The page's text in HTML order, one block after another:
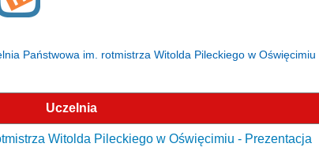
Państwowa im. rotmistrza Witolda Pileckiego w Oświęcimiu
Uczelnia
Witolda Pileckiego w Oświęcimiu - Prezentacja